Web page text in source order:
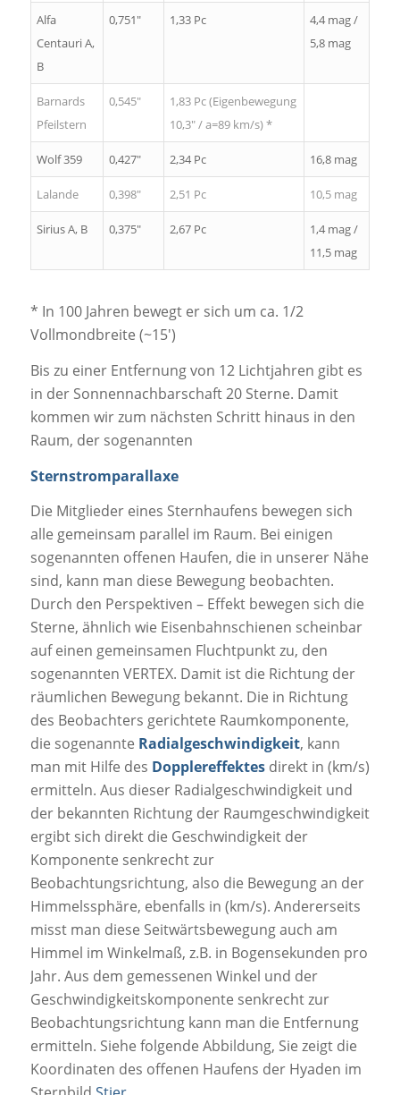
Alfa
Centauri A,
B
0,751″ 1,33 Pc
4,4 mag /
5,8 mag
Barnards
Pfeilstern
0,545″
1,83 Pc (Eigenbewegung
10,3″ / a=89 km/s) *
Wolf 359 0,427″ 2,34 Pc 16,8 mag
Lalande 0,398″ 2,51 Pc 10,5 mag
Sirius A, B 0,375″ 2,67 Pc
1,4 mag /
11,5 mag
* In 100 Jahren bewegt er sich um ca. 1/2
Vollmondbreite (~15′)
Bis zu einer Entfernung von 12 Lichtjahren gibt es
in der Sonnennachbarschaft 20 Sterne. Damit
kommen wir zum nächsten Schritt hinaus in den
Raum, der sogenannten
Sternstromparallaxe
Die Mitglieder eines Sternhaufens bewegen sich
alle gemeinsam parallel im Raum. Bei einigen
sogenannten offenen Haufen, die in unserer Nähe
sind, kann man diese Bewegung beobachten.
Durch den Perspektiven – Effekt bewegen sich die
Sterne, ähnlich wie Eisenbahnschienen scheinbar
auf einen gemeinsamen Fluchtpunkt zu, den
sogenannten VERTEX. Damit ist die Richtung der
räumlichen Bewegung bekannt. Die in Richtung
des Beobachters gerichtete Raumkomponente,
die sogenannte Radialgeschwindigkeit, kann
man mit Hilfe des Dopplereffektesdirekt in (km/s)
ermitteln. Aus dieser Radialgeschwindigkeit und
der bekannten Richtung der Raumgeschwindigkeit
ergibt sich direkt die Geschwindigkeit der
Komponente senkrecht zur
Beobachtungsrichtung, also die Bewegung an der
Himmelssphäre, ebenfalls in (km/s). Andererseits
misst man diese Seitwärtsbewegung auch am
Himmel im Winkelmaß, z.B. in Bogensekunden pro
Jahr. Aus dem gemessenen Winkel und der
Geschwindigkeitskomponente senkrecht zur
Beobachtungsrichtung kann man die Entfernung
ermitteln. Siehe folgende Abbildung, Sie zeigt die
Koordinaten des offenen Haufens der Hyaden im